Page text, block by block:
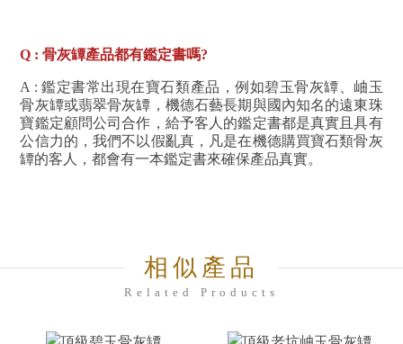
Q : 骨灰罈產品都有鑑定書嗎?
A : 鑑定書常出現在寶石類產品，例如碧玉骨灰罈、岫玉
骨灰罈或翡翠骨灰罈，機德石藝長期與國內知名的遠東珠
寶鑑定顧問公司合作，給予客人的鑑定書都是真實且具有
公信力的，我們不以假亂真，凡是在機德購買寶石類骨灰
罈的客人，都會有一本鑑定書來確保產品真實。
相似產品
Related Products